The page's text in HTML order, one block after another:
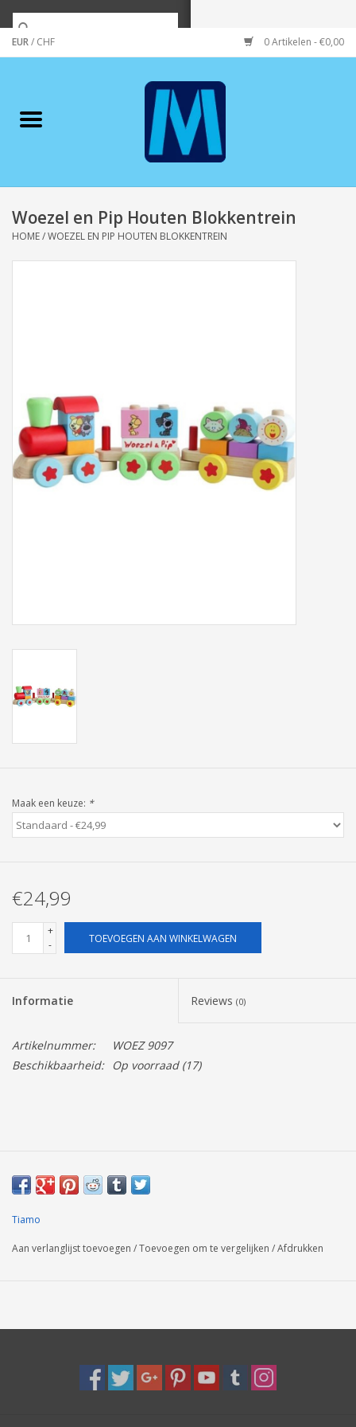
EUR/ CHF 0 Artikelen - €0,00
Merken
Wonen/koken/huishouden
Boeken
Elektra
Veiligheid
Pasen
Woezel en Pip Houten Blokkentrein
HOME/WOEZEL EN PIP HOUTEN BLOKKENTREIN
Maak een keuze: *
€24,99
+
-
TOEVOEGEN AAN WINKELWAGEN
Informatie Reviews (0)
Artikelnummer:
WOEZ 9097
Beschikbaarheid:
Op voorraad(17)
Tiamo
Aan verlanglijst toevoegen /Toevoegen om te vergelijken /Afdrukken